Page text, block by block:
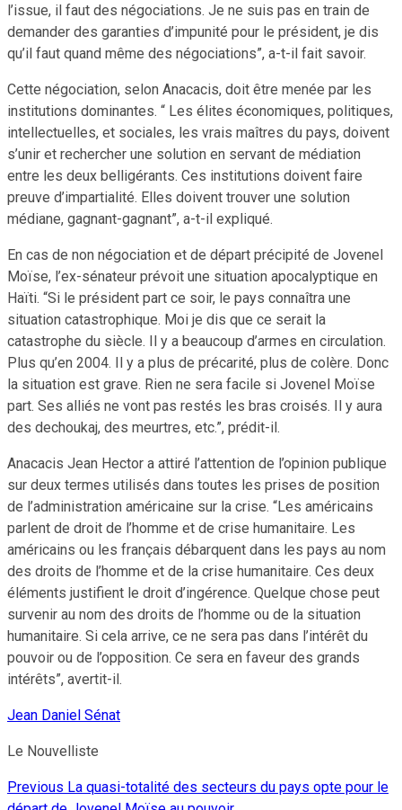
l’issue, il faut des négociations. Je ne suis pas en train de
demander des garanties d’impunité pour le président, je dis
qu’il faut quand même des négociations”, a-t-il fait savoir.
Cette négociation, selon Anacacis, doit être menée par les
institutions dominantes. “ Les élites économiques, politiques,
intellectuelles, et sociales, les vrais maîtres du pays, doivent
s’unir et rechercher une solution en servant de médiation
entre les deux belligérants. Ces institutions doivent faire
preuve d’impartialité. Elles doivent trouver une solution
médiane, gagnant-gagnant”, a-t-il expliqué.
En cas de non négociation et de départ précipité de Jovenel
Moïse, l’ex-sénateur prévoit une situation apocalyptique en
Haïti. “Si le président part ce soir, le pays connaîtra une
situation catastrophique. Moi je dis que ce serait la
catastrophe du siècle. Il y a beaucoup d’armes en circulation.
Plus qu’en 2004. Il y a plus de précarité, plus de colère. Donc
la situation est grave. Rien ne sera facile si Jovenel Moïse
part. Ses alliés ne vont pas restés les bras croisés. Il y aura
des dechoukaj, des meurtres, etc.”, prédit-il.
Anacacis Jean Hector a attiré l’attention de l’opinion publique
sur deux termes utilisés dans toutes les prises de position
de l’administration américaine sur la crise. “Les américains
parlent de droit de l’homme et de crise humanitaire. Les
américains ou les français débarquent dans les pays au nom
des droits de l’homme et de la crise humanitaire. Ces deux
éléments justifient le droit d’ingérence. Quelque chose peut
survenir au nom des droits de l’homme ou de la situation
humanitaire. Si cela arrive, ce ne sera pas dans l’intérêt du
pouvoir ou de l’opposition. Ce sera en faveur des grands
intérêts”, avertit-il.
Jean Daniel Sénat
Le Nouvelliste
Continue
Previous La quasi-totalité des secteurs du pays opte pour le